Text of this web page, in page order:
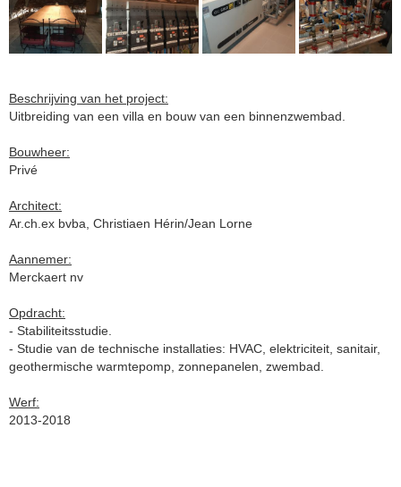
Beschrijving van het project:
Uitbreiding van een villa en bouw van een binnenzwembad.
Bouwheer:
Privé
Architect:
Ar.ch.ex bvba, Christiaen Hérin/Jean Lorne
Aannemer:
Merckaert nv
Opdracht:
- Stabiliteitsstudie.
- Studie van de technische installaties: HVAC, elektriciteit, sanitair,
geothermische warmtepomp, zonnepanelen, zwembad.
Werf:
2013-2018